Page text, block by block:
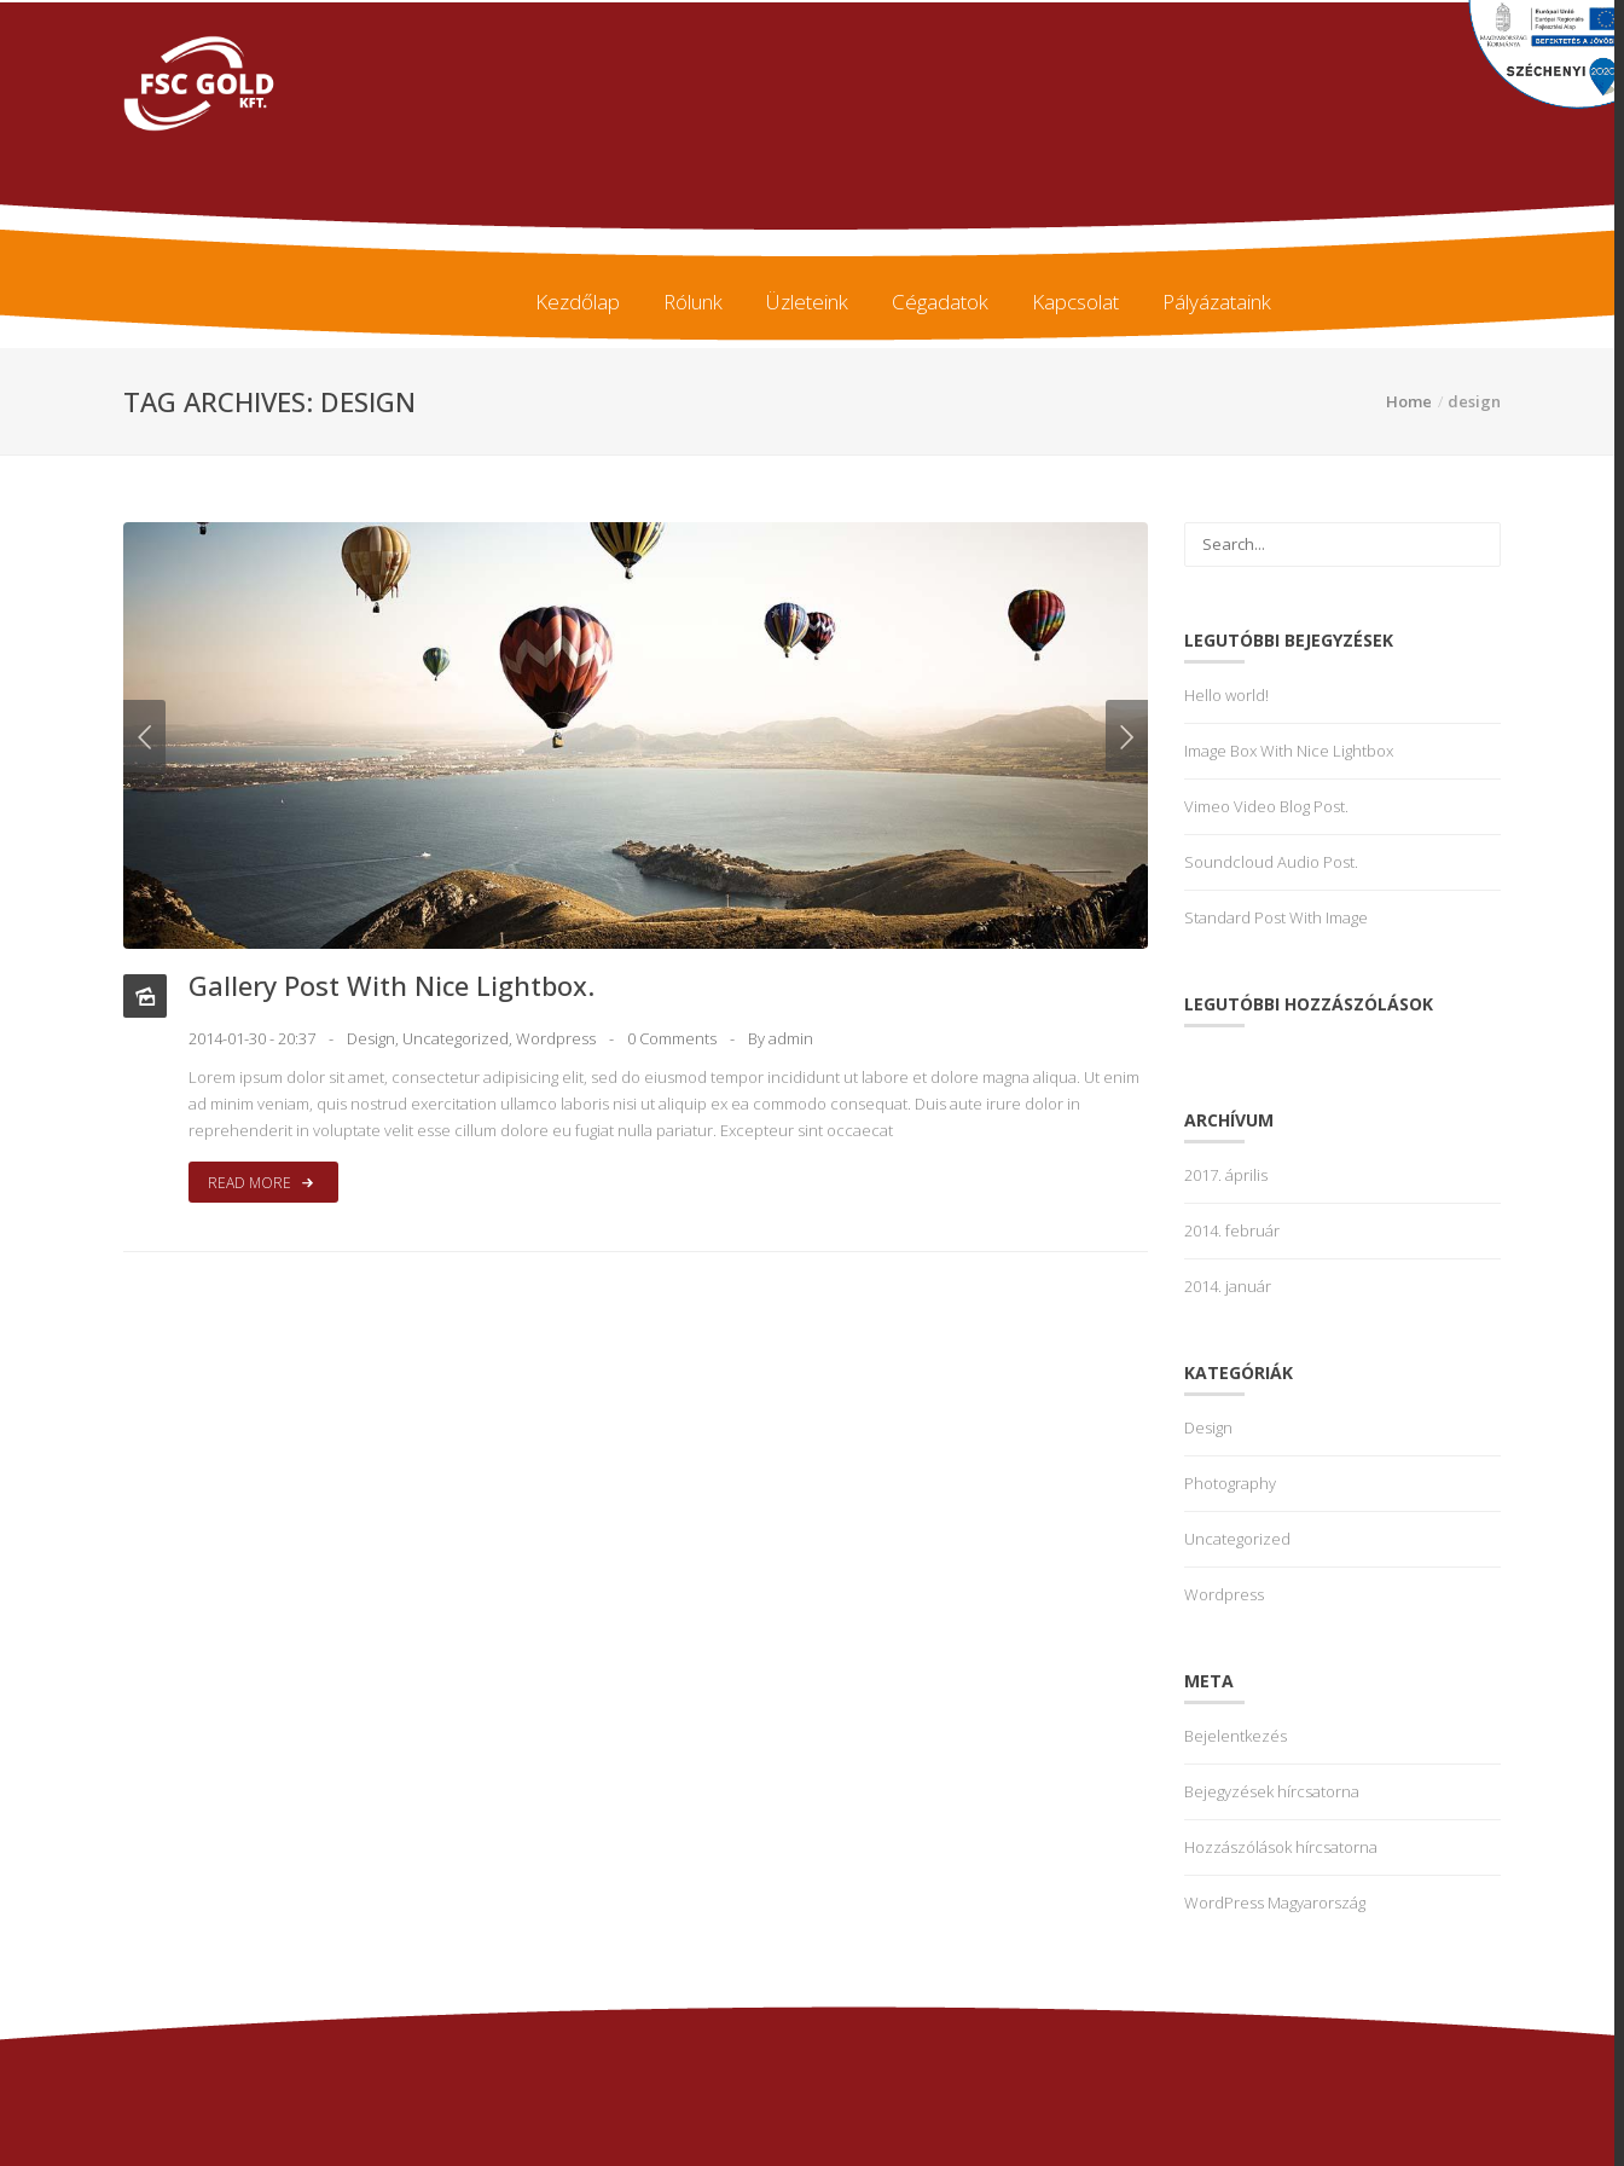
Kezdőlap Rólunk Üzleteink Cégadatok Kapcsolat Pályázataink
TAG ARCHIVES: DESIGN Home design
Gallery Post With Nice Lightbox.
2014-01-30 - 20:37 Design, Uncategorized, Wordpress 0 Comments Byadmin
Lorem ipsum dolor sit amet, consectetur adipisicing elit, sed do eiusmod tempor incididunt ut labore et dolore magna aliqua. Ut enim
ad minim veniam, quis nostrud exercitation ullamco laboris nisi ut aliquip ex ea commodo consequat. Duis aute irure dolor in
reprehenderit in voluptate velit esse cillum dolore eu fugiat nulla pariatur. Excepteur sint occaecat
READ MORE
LEGUTÓBBI BEJEGYZÉSEK
Hello world!
Image Box With Nice Lightbox
Vimeo Video Blog Post.
Soundcloud Audio Post.
Standard Post With Image
LEGUTÓBBI HOZZÁSZÓLÁSOK
ARCHÍVUM
2017. április
2014. február
2014. január
KATEGÓRIÁK
Design
Photography
Uncategorized
Wordpress
META
Bejelentkezés
Bejegyzések hírcsatorna
Hozzászólások hírcsatorna
WordPress Magyarország